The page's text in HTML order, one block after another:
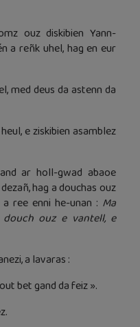
ouz diskibien Yann-
a reñk uhel, hag en eur
med deus da astenn da
e ziskibien asamblez
ar holl-gwad abaoe
hag a douchas ouz
ree enni he-unan : Ma
ouz e vantell, e
a lavaras :
bet gand da feiz ».